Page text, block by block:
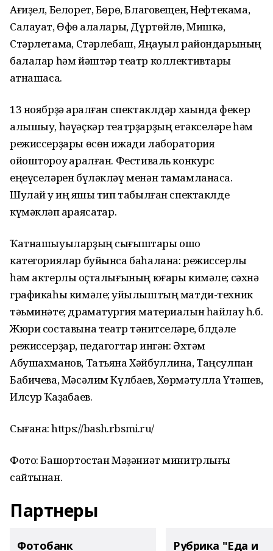
Ағиҙел, Белорет, Бөрө, Благовещен, Нефтекама,
Салауат, Өфө ҡалалары, Дүртөйлө, Мишкә,
Стәрлетамаҡ, Стәрлебаш, Яңауыл райондарының
балалар һәм йәштәр театр коллективтары
ҡатнашасаҡ.
13 ноябрҙә ҡаралған спектаклдәр хаҡында фекер
алышыу, һәүәҫкәр театрҙарҙың етәкселәре һәм
режиссерҙары өсөн ижади лаборатория
ойоштороу ҡаралған. Фестиваль конкурс
еңеүселәрен бүләкләү менән тамамланасаҡ.
Шулай уҡ иң яҡшы тип табылған спектаклде
күмәкләп ҡараясаҡтар.
Ҡатнашыуыларҙың сығыштары ошо
категориялар буйынса баһалана: режиссерлыҡ
һәм актерлыҡ оҫталығының юғары кимәле; сәхнә
графикаһы кимәле; ҡуйылыштың матди-техник
тәьминәте; драматургия материалын һайлау һ.б.
Жюри составына театр тәнҡитселәре, блдәле
режиссерҙар, педагогтар ингән: Әхтәм
Абушахманов, Татьяна Хәйбуллина, Таңсулпан
Бабичева, Мәсәлим Күлбаев, Хөрмәтулла Үтәшев,
Илсур Ҡаҙаҡбаев.
Сығанаҡ: https://bash.rbsmi.ru/
Фото: Башҡортостан Мәҙәниәт минитрлығы
сайтынан.
Партнеры
Фотобанк Рубрика "Еда и